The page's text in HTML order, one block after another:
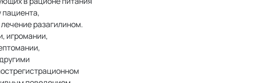
разагилином.
игромании,